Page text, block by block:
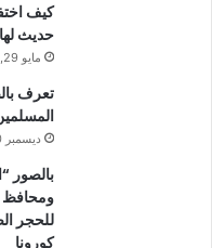
كيف
حديث
مايو 29, 2020
تعرف
ديسمبر 20, 2019
بالصور
ومحافظ
كورونا